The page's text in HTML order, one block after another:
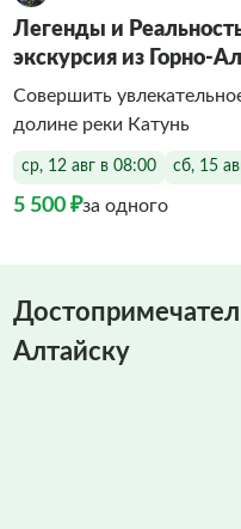
Легенды и
экскурсия из Горно-
Совершить
долине реки Катунь
ср, 12 авг в 08:00 сб, 15
5 500 ₽за одного
Алтайску